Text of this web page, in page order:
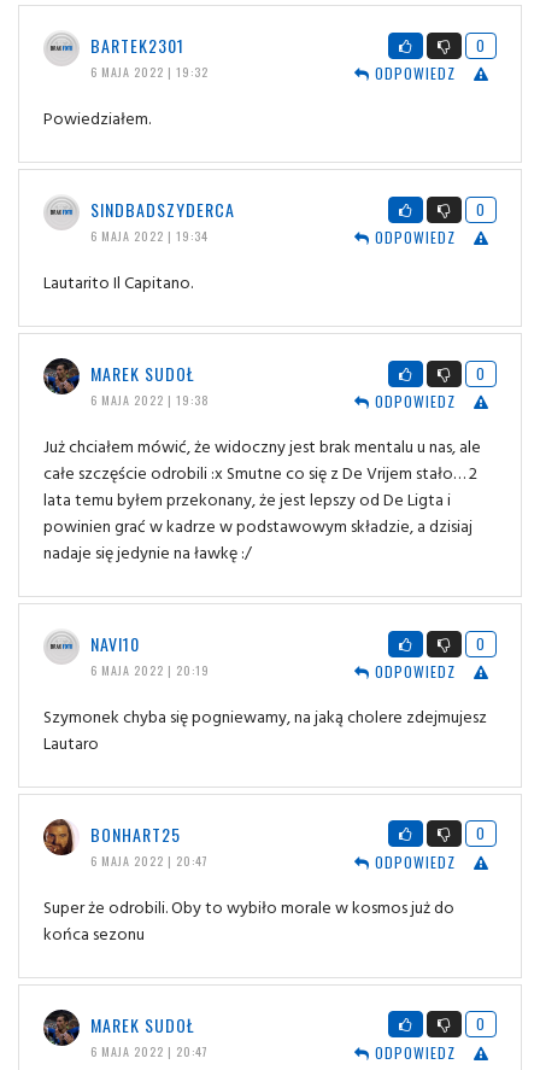
BARTEK2301
6 MAJA 2022 | 19:32
0
ODPOWIEDZ
Powiedziałem.
SINDBADSZYDERCA
6 MAJA 2022 | 19:34
0
ODPOWIEDZ
Lautarito Il Capitano.
MAREK SUDOŁ
6 MAJA 2022 | 19:38
0
ODPOWIEDZ
Już chciałem mówić, że widoczny jest brak mentalu u nas, ale
całe szczęście odrobili :x Smutne co się z De Vrijem stało… 2
lata temu byłem przekonany, że jest lepszy od De Ligta i
powinien grać w kadrze w podstawowym składzie, a dzisiaj
nadaje się jedynie na ławkę :/
NAVI10
6 MAJA 2022 | 20:19
0
ODPOWIEDZ
Szymonek chyba się pogniewamy, na jaką cholere zdejmujesz
Lautaro
BONHART25
6 MAJA 2022 | 20:47
0
ODPOWIEDZ
Super że odrobili. Oby to wybiło morale w kosmos już do
końca sezonu
MAREK SUDOŁ
6 MAJA 2022 | 20:47
0
ODPOWIEDZ